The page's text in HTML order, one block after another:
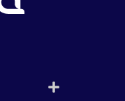
Despliegue Web